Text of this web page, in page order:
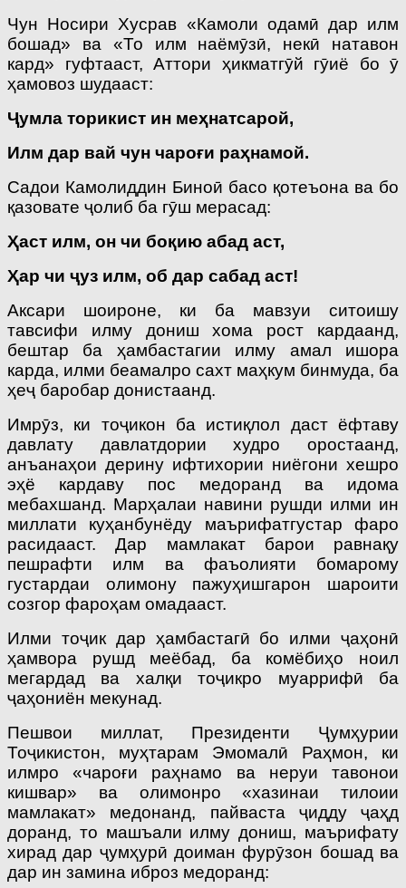
Чун Носири Хусрав «Камоли одамӣ дар илм
бошад» ва «То илм наёмӯзӣ, некӣ натавон
кард» гуфтааст, Аттори ҳикматгӯй гӯиё бо ӯ
ҳамовоз шудааст:
Ҷумла торикист ин меҳнатсарой,
Илм дар вай чун чароғи раҳнамой.
Садои Камолиддин Биноӣ басо қотеъона ва бо
қазовате ҷолиб ба гӯш мерасад:
Ҳаст илм, он чи боқию абад аст,
Ҳар чи ҷуз илм, об дар сабад аст!
Аксари шоироне, ки ба мавзуи ситоишу
тавсифи илму дониш хома рост кардаанд,
бештар ба ҳамбастагии илму амал ишора
карда, илми беамалро сахт маҳкум бинмуда, ба
ҳеҷ баробар донистаанд.
Имрӯз, ки тоҷикон ба истиқлол даст ёфтаву
давлату давлатдории худ­ро оростаанд,
анъанаҳои дерину ифтихории ниёгони хешро
эҳё кардаву пос медоранд ва идома
мебахшанд. Марҳалаи навини рушди илми ин
миллати куҳанбунёду маърифатгустар фаро
расидааст. Дар мамлакат барои равнақу
пешрафти илм ва фаъолияти бомарому
густардаи олимону пажуҳишгарон шароити
созгор фароҳам омадааст.
Илми тоҷик дар ҳамбастагӣ бо илми ҷаҳонӣ
ҳамвора рушд меёбад, ба ком­ёбиҳо ноил
мегардад ва халқи тоҷикро муаррифӣ ба
ҷаҳониён мекунад.
Пешвои миллат, Президенти Ҷумҳурии
Тоҷикистон, муҳтарам Эмомалӣ Раҳмон, ки
илмро «чароғи раҳнамо ва неруи тавонои
кишвар» ва олимонро «хазинаи тилоии
мамлакат» медонанд, пайвас­та ҷидду ҷаҳд
доранд, то машъали илму дониш, маърифату
хирад дар ҷумҳурӣ доиман фурӯзон бошад ва
дар ин замина иброз медоранд: